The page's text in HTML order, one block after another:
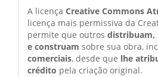
A licença Creative Commons
licença mais permissiva da
permite que outros distribuam,
e construam sobre sua obra,
comerciais, desde que lhe
crédito pela criação original.